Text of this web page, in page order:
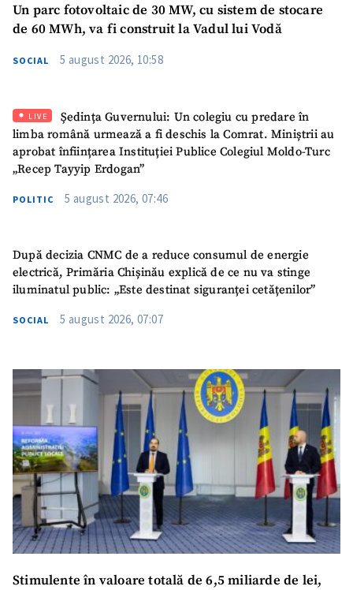
Un parc fotovoltaic de 30 MW, cu sistem de stocare
de 60 MWh, va fi construit la Vadul lui Vodă
SOCIAL 5 august 2026, 10:58
LIVE
Ședința Guvernului: Un colegiu cu predare în
limba română urmează a fi deschis la Comrat. Miniștrii au
aprobat înființarea Instituției Publice Colegiul Moldo-Turc
„Recep Tayyip Erdogan”
POLITIC 5 august 2026, 07:46
După decizia CNMC de a reduce consumul de energie
electrică, Primăria Chișinău explică de ce nu va stinge
iluminatul public: „Este destinat siguranței cetățenilor”
SOCIAL 5 august 2026, 07:07
Stimulente în valoare totală de 6,5 miliarde de lei,